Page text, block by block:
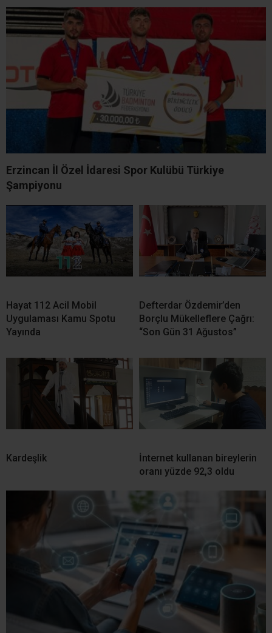
Erzincan İl Özel İdaresi Spor Kulübü Türkiye
Şampiyonu
Hayat 112 Acil Mobil
Uygulaması Kamu Spotu
Yayında
Defterdar Özdemir’den
Borçlu Mükelleflere Çağrı:
“Son Gün 31 Ağustos”
Kardeşlik
İnternet kullanan bireylerin
oranı yüzde 92,3 oldu